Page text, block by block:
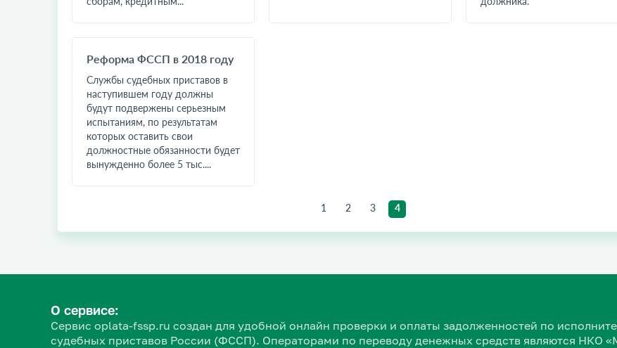
Реформа ФССП в 2018 году
Службы судебных приставов в
наступившем году должны
будут подвержены серьезным
испытаниям, по результатам
которых оставить свои
должностные обязанности будет
вынужденно более 5 тыс....
1 2 3 4
О сервисе:
Сервис oplata-fssp.ru создан для удобной онлайн проверки и оплаты задолженностей по
судебных приставов России (ФССП). Операторами по переводу денежных средств являются